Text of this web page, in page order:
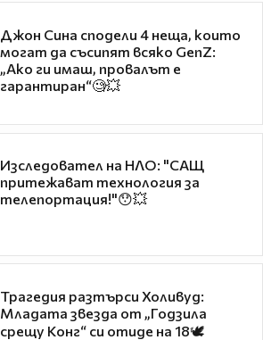
Джон Сина сподели 4 неща, които
могат да съсипят всяко GenZ:
„Ако ги имаш, провалът е
гарантиран“🧐💥
Изследовател на НЛО: "САЩ
притежават технология за
телепортация!"😯💥
Трагедия разтърси Холивуд:
Младата звезда от „Годзила
срещу Конг“ си отиде на 18🕊️